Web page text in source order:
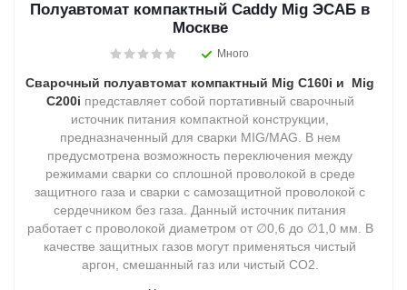
Полуавтомат компактный Caddy Mig ЭСАБ в
Москве
Много
Сварочный полуавтомат компактный Mig C160i и Mig
C200i представляет собой портативный сварочный
источник питания компактной конструкции,
предназначенный для сварки MIG/MAG. В нем
предусмотрена возможность переключения между
режимами сварки со сплошной проволокой в среде
защитного газа и сварки с самозащитной проволокой с
сердечником без газа. Данный источник питания
работает с проволокой диаметром от ∅0,6 до ∅1,0 мм. В
качестве защитных газов могут применяться чистый
аргон, смешанный газ или чистый CO2.